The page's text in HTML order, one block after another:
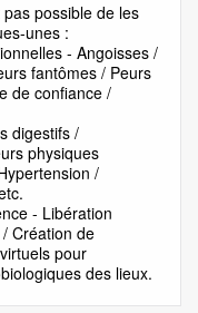
possible de les
unes :
- Angoisses /
fantômes / Peurs
de confiance /
digestifs /
physiques
/
- Libération
Création de
pour
des lieux.